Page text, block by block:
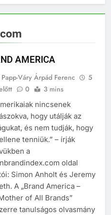
AMERICA
Papp-Váry Árpád Ferenc
5
0 3 mins
nincsenek
hogy utálják az
és nem tudják, hogy
tenniük.” – írják
a
oldal
Simon Anholt és Jeremy
A „Brand America –
of All Brands”
tanulságos olvasmány